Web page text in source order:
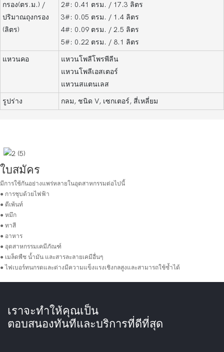
กรอง(ตร.ม.) /
ปริมาณถุงกรอง
(ลิตร)
2#: 0.41 ตรม. / 17.3 ลิตร
3#: 0.05 ตรม. / 1.4 ลิตร
4#: 0.09 ตรม. / 2.5 ลิตร
5#: 0.22 ตรม. / 8.1 ลิตร
แหวนคอ
แหวนโพลีโพรพีลีน
แหวนโพลีเอสเตอร์
แหวนสแตนเลส
รูปร่าง
กลม, ชนิด V, เซกเตอร์, สี่เหลี่ยม
ใบสมัคร
มีการใช้กันอย่างแพร่หลายในอุตสาหกรรมต่อไปนี้
● การชุบด้วยไฟฟ้า
● ดีเพ้นท์
● หมึก
● ทาสี
● อาหาร
● อุตสาหกรรมเคมีภัณฑ์
● เมล็ดพืช น้ำมัน และสารละลายเคมีอื่นๆ
● ไฟเบอร์ทนกรดและด่างมีความแข็งแรงเชิงกลสูงและสามารถใช้ซ้ำได้
เราจะทำให้คุณเป็น
ตอบสนองทันทีและบริการที่ดีที่สุด